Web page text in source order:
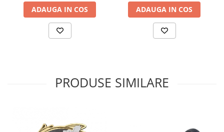
ADAUGA IN COS
din viața ta -model cu flori!
ADAUGA IN COS
PRODUSE SIMILARE